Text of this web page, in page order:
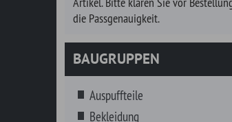
Auspuffteile
Bekleidung
Bremsenteile
Elektrik
Fahrwerk & Achse
Felgen, Reifen